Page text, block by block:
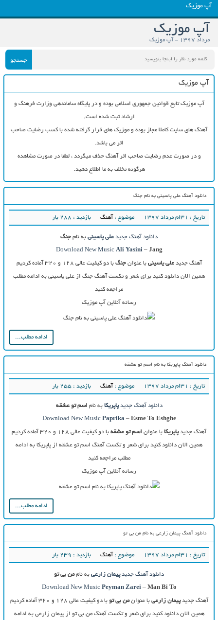
آپ موزیک
آپ موزیک
مرداد ۱۳۹۷ - آپ موزیک
جستجو
آپ موزیک
آپ موزیک تابع قوانین جمهوری اسلامی بوده و در پایگاه ساماندهی وزارت فرهنگ و
ارشاد ثبت شده است.
آهنگ های سایت کاملا مجاز بوده و موزیک های قرار گرفته شده با کسب رضایت صاحب
اثر می باشد.
و در صورت عدم رضایت صاحب اثر آهنگ حذف میگردد ، لطفا در صورت مشاهده
هرگونه تخلف به ما اطلاع دهید.
دانلود آهنگ علی پاسینی به نام جنگ
تاریخ : ۳۱ام مرداد ۱۳۹۷ موضوع : آهنگ بازدید : 288 بار
دانلود آهنگ جدید علی پاسینی به نام جنگ
Download New Music Ali Yasini– Jang
آهنگ جدیدعلی یاسینی با عنوانجنگ با دو کیفیت عالی ۱۲۸ و ۳۲۰ آماده کردیم
همین الان دانلود کنید برای شعر و تکست آهنگ جنگ از علی یاسینی به ادامه مطلب
مراجعه کنید
رسانه آنلاین آپ موزیک
ادامه مطلب...
دانلود آهنگ پاپریکا به نام اسم تو عشقه
تاریخ : ۳۱ام مرداد ۱۳۹۷ موضوع : آهنگ بازدید : 255 بار
دانلود آهنگ جدید پاپریکا به نام اسم تو عشقه
Download New Music Paprika– Esme To Eshghe
آهنگ جدیدپاپریکا با عنوان اسم تو عشقه با دو کیفیت عالی ۱۲۸ و ۳۲۰ آماده کردیم
همین الان دانلود کنید برای شعر و تکست آهنگ اسم تو عشقه از پاپریکا به ادامه
مطلب مراجعه کنید
رسانه آنلاین آپ موزیک
ادامه مطلب...
دانلود آهنگ پیمان زارعی به نام من بی تو
تاریخ : ۳۱ام مرداد ۱۳۹۷ موضوع : آهنگ بازدید : 239 بار
دانلود آهنگ جدید پیمان زارعی به ناممن بی تو
Download New Music Peyman Zarei– Man Bi To
آهنگ جدیدپیمان زارعی با عنوانمن بی تو با دو کیفیت عالی ۱۲۸ و ۳۲۰ آماده کردیم
همین الان دانلود کنید برای شعر و تکست آهنگ من بی تو از پیمان زارعی به ادامه